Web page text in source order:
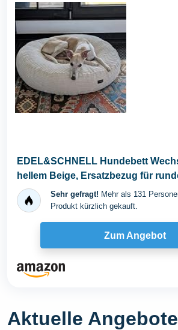
EDEL&SCHNELL Hundebett
hellem Beige, Ersatzbezug für
90 cm, Bezug...
Sehr gefragt! Mehr als 131
Produkt kürzlich gekauft.
Zum Angebot
Aktuelle